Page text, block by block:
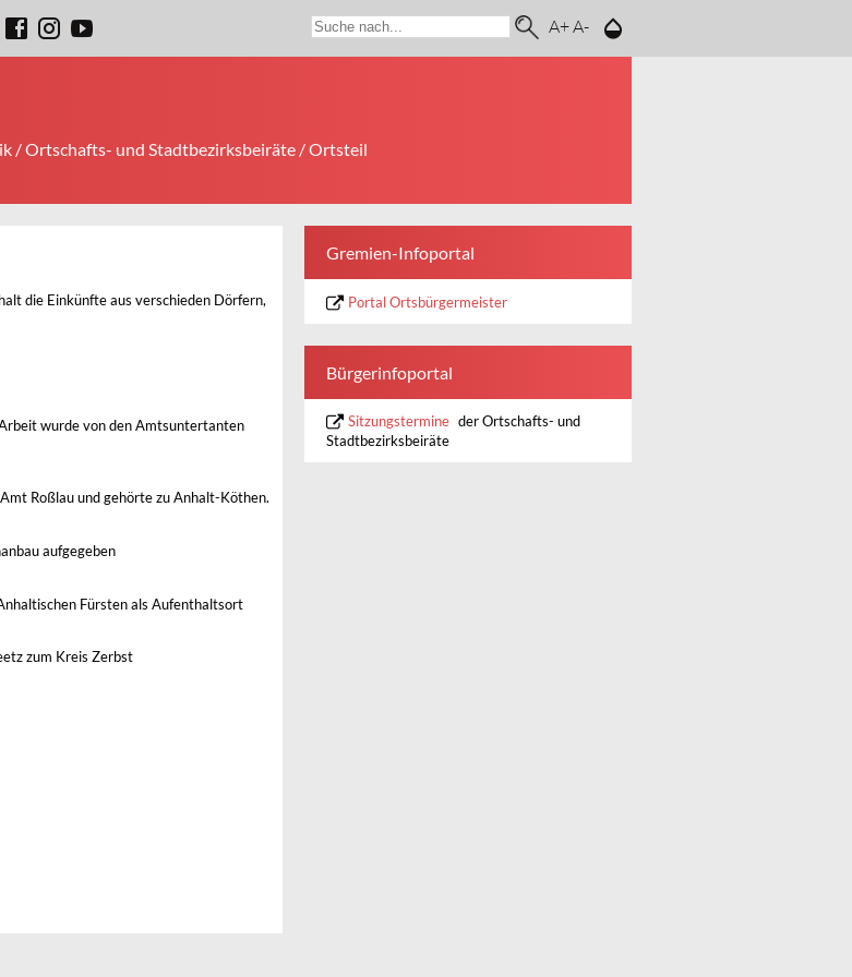
A+A-
/Ortschafts- und Stadtbezirksbeiräte /Ortsteil
die Einkünfte aus verschieden Dörfern,
wurde von den Amtsuntertanten
Roßlau und gehörte zu Anhalt-Köthen.
aufgegeben
Fürsten als Aufenthaltsort
zum Kreis Zerbst
Gremien-Infoportal
Portal Ortsbürgermeister
Bürgerinfoportal
Sitzungstermine der Ortschafts- und
Stadtbezirksbeiräte